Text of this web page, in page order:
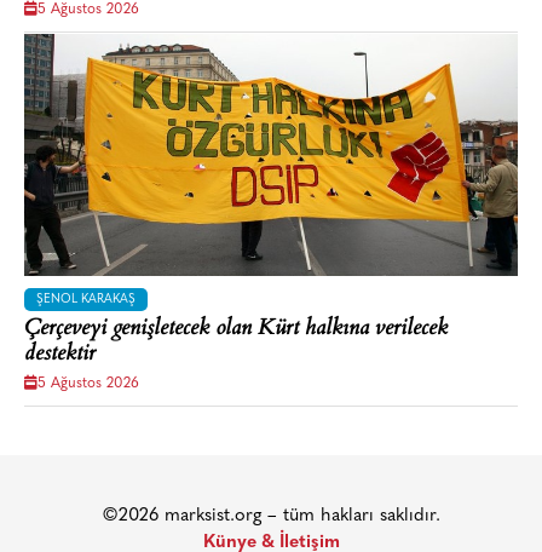
5 Ağustos 2026
ŞENOL KARAKAŞ
Çerçeveyi genişletecek olan Kürt halkına verilecek
destektir
5 Ağustos 2026
©2026 marksist.org – tüm hakları saklıdır.
Künye & İletişim